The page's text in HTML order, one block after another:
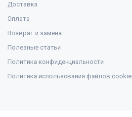
Доставка
Оплата
Возврат и замена
Полезные статьи
Политика конфиденциальности
Политика использования файлов cookie